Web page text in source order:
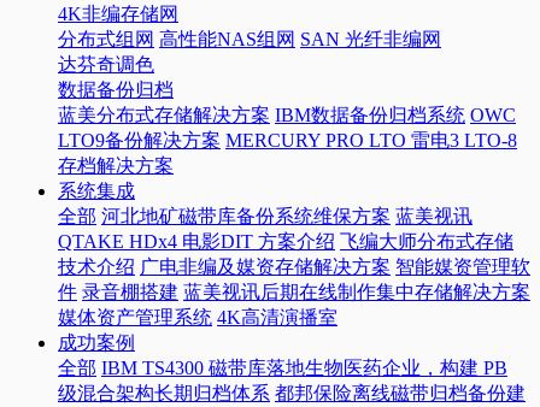
4K非编存储网
分布式组网 高性能NAS组网 SAN 光纤非编网
达芬奇调色
数据备份归档
蓝美分布式存储解决方案 IBM数据备份归档系统 OWC
LTO9备份解决方案 MERCURY PRO LTO 雷电3 LTO-8
存档解决方案
系统集成
全部 河北地矿磁带库备份系统维保方案 蓝美视讯
QTAKE HDx4 电影DIT 方案介绍 飞编大师分布式存储
技术介绍 广电非编及媒资存储解决方案 智能媒资管理软
件 录音棚搭建 蓝美视讯后期在线制作集中存储解决方案
媒体资产管理系统 4K高清演播室
成功案例
全部 IBM TS4300 磁带库落地生物医药企业，构建 PB
级混合架构长期归档体系 都邦保险离线磁带归档备份建